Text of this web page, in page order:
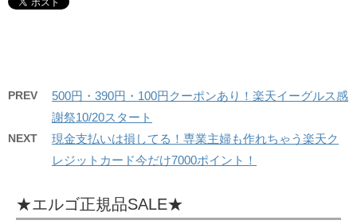
PREV
500円・390円・100円クーポンあり！楽天イーグルス感
謝祭10/20スタート
NEXT
現金支払いは損してる！専業主婦も作れちゃう楽天ク
レジットカード今だけ7000ポイント！
★エルゴ正規品SALE★